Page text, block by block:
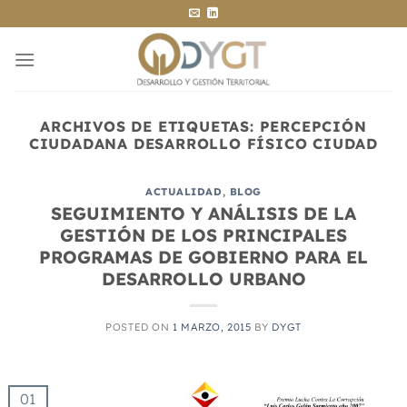
al
contenido
ARCHIVOS DE ETIQUETAS: PERCEPCIÓN
CIUDADANA DESARROLLO FÍSICO CIUDAD
ACTUALIDAD, BLOG
SEGUIMIENTO Y ANÁLISIS DE LA
GESTIÓN DE LOS PRINCIPALES
PROGRAMAS DE GOBIERNO PARA EL
DESARROLLO URBANO
POSTED ON 1 MARZO, 2015 BY DYGT
01